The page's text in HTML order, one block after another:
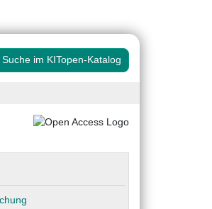
Suche im KITopen-Katalog